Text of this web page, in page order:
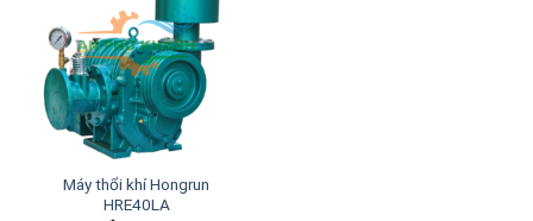
Add to
wishlist
Máy thổi khí Hongrun
HRE40LA